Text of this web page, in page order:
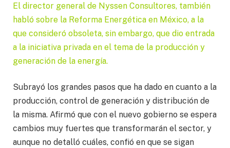
El director general de Nyssen Consultores, también
habló sobre la Reforma Energética en México, a la
que consideró obsoleta, sin embargo, que dio entrada
a la iniciativa privada en el tema de la producción y
generación de la energía.
Subrayó los grandes pasos que ha dado en cuanto a la
producción, control de generación y distribución de
la misma. Afirmó que con el nuevo gobierno se espera
cambios muy fuertes que transformarán el sector, y
aunque no detalló cuáles, confió en que se sigan